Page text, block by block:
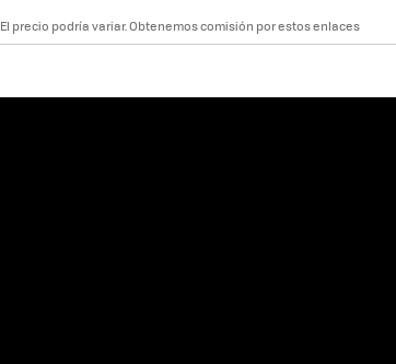
El precio podría variar. Obtenemos comisión por estos enlaces